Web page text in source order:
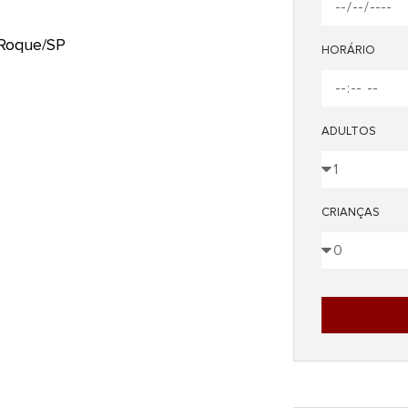
SP
HORÁRIO
ADULTOS
CRIANÇAS